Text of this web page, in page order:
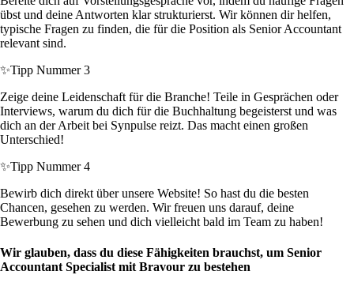
übst und deine Antworten klar strukturierst. Wir können dir helfen,
typische Fragen zu finden, die für die Position als Senior Accountant
relevant sind.
✨Tipp Nummer 3
Zeige deine Leidenschaft für die Branche! Teile in Gesprächen oder
Interviews, warum du dich für die Buchhaltung begeisterst und was
dich an der Arbeit bei Synpulse reizt. Das macht einen großen
Unterschied!
✨Tipp Nummer 4
Bewirb dich direkt über unsere Website! So hast du die besten
Chancen, gesehen zu werden. Wir freuen uns darauf, deine
Bewerbung zu sehen und dich vielleicht bald im Team zu haben!
Wir glauben, dass du diese Fähigkeiten brauchst, um Senior
Accountant Specialist mit Bravour zu bestehen